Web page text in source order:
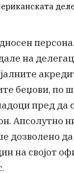
на
беџови, по
пред да
Апсолутно
дозволено да
на својот